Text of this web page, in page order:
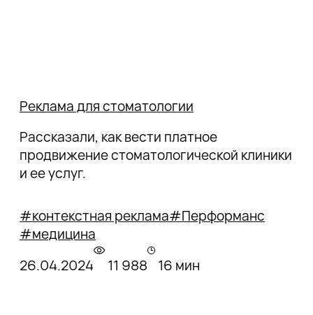
Реклама для стоматологии
Рассказали, как вести платное
продвижение стоматологической клиники
и ее услуг.
#контекстная реклама#Перформанс
#медицина
26.04.2024
11 988 16 мин